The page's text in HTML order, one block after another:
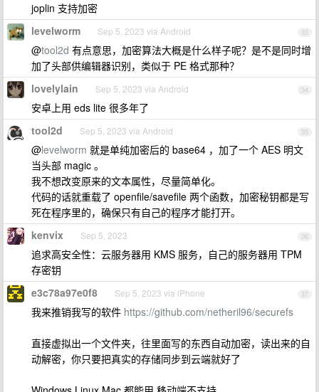
joplin 支持加密
33
levelworm Sep 5, 2023 via Android
@tool2d 有点意思，加密算法大概是什么样子呢？是不是同时增
加了头部供编辑器识别，类似于 PE 格式那种？
34
lovelylain Sep 5, 2023 via Android
安卓上用 eds lite 很多年了
35
tool2d Sep 5, 2023 via Android
@levelworm 就是单纯加密后的 base64 ，加了一个 AES 明文
当头部 magic 。
我不想改变原来的文本属性，尽量简单化。
代码的话就重载了 openfile/savefile 两个函数，加密秘钥都是写
死在程序里的，确保只有自己的程序才能打开。
36
kenvix Sep 5, 2023
追求高安全性：云服务器用 KMS 服务，自己的服务器用 TPM
存密钥
37
e3c78a97e0f8 Sep 5, 2023 via iPhone
我来推销我写的软件 https://github.com/netheril96/securefs
直接虚拟出一个文件夹，往里面写的东西自动加密，读出来的自
动解密，你只要把真实的存储同步到云端就好了